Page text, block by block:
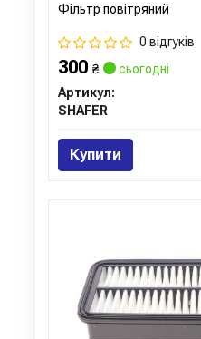
Фільтр повітряний
0 відгуків
300 ₴
сьогодні
Артикул:
SHAFER
Купити